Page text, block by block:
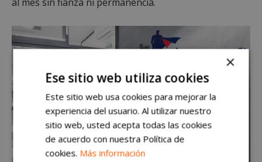
×
Ese sitio web utiliza cookies
Este sitio web usa cookies para mejorar la
experiencia del usuario. Al utilizar nuestro
sitio web, usted acepta todas las cookies
de acuerdo con nuestra Política de
cookies. Más información